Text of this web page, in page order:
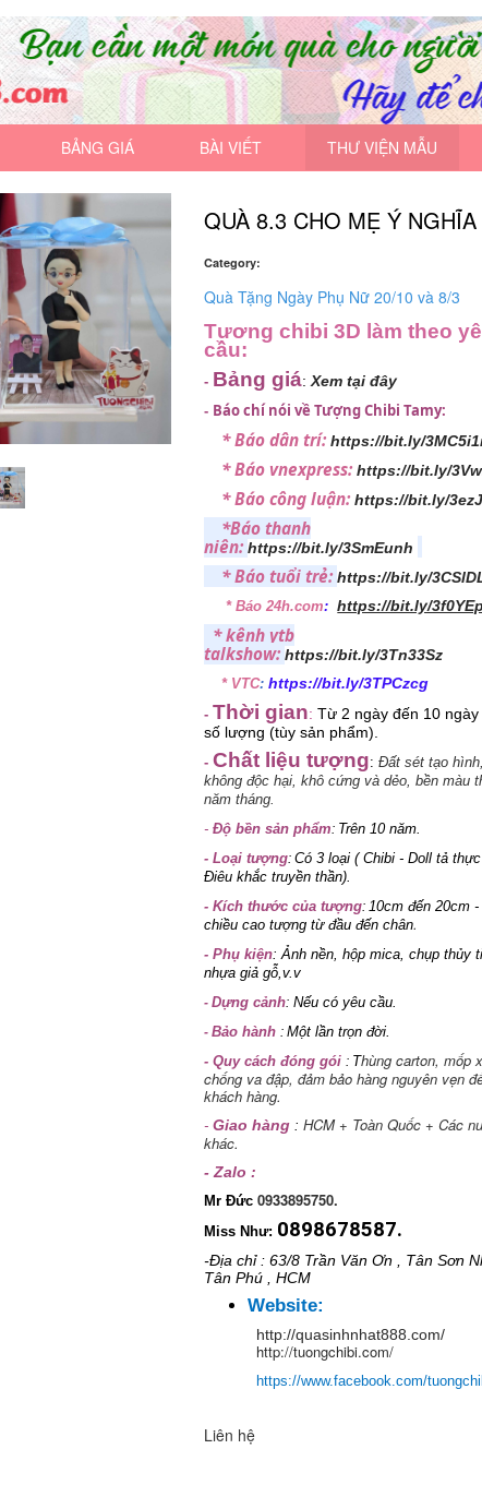
BẢNG GIÁ BÀI VIẾT THƯ VIỆN MẪU
QUÀ 8.3 CHO MẸ Ý NGHĨA
Category:
Quà Tặng Ngày Phụ Nữ 20/10 và 8/3
Tượng chibi 3D làm theo
cầu:
- Bảng giá:Xem tại đây
- Báo chí nói về Tượng Chibi Tamy:
* Báo dân trí:https://bit.ly/
* Báo vnexpress:https://bit.ly/
* Báo công luận:https://bit.ly/
*Báo thanh
niên:https://bit.ly/3SmEunh
* Báo tuổi trẻ:https://bit.ly/
* Báo 24h.com:https://bit.ly/
* kênh ytb
talkshow:https://bit.ly/3Tn33Sz
* VTC: https://bit.ly/3TPCzcg
- Thời gian: Từ 2 ngày đến 10 ngày
số lượng (tùy sản phẩm).
- Chất liệu tượng:Đất sét tạo hình,
không độc hại, khô cứng và dẻo, bền màu
năm tháng.
- Độ bền sản phẩm: Trên 10 năm.
- Loại tượng:Có 3 loại ( Chibi - Doll tả thực
Điêu khắc truyền thần).
- Kích thước của tượng:10cm đến 20cm
chiều cao tượng từ đầu đến chân.
- Phụ kiện: Ảnh nền, hộp mica, chụp thủy
nhựa giả gỗ,v.v
-Dựng cảnh: Nếu có yêu cầu.
-Bảo hành :Một lần trọn đời.
- Quy cách đóng gói : Thùng carton, mốp
chống va đập, đảm bảo hàng nguyên vẹn
khách hàng.
-Giao hàng :HCM + Toàn Quốc + Các
khác.
- Zalo :
Mr Đức0933895750.
Miss Như: 0898678587.
-Địa chỉ : 63/8 Trần Văn Ơn , Tân Sơn
Tân Phú , HCM
Website:
http://quasinhnhat888.com/
http://tuongchibi.com/
https://www.facebook.com/
Liên hệ